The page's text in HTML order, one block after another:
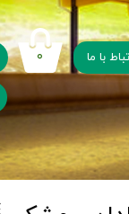
با ما ۰